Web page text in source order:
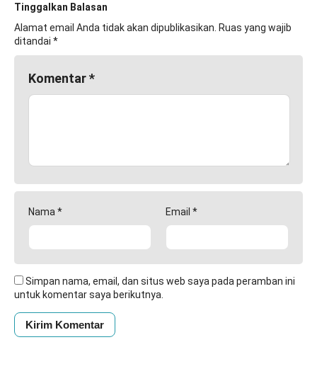
Tinggalkan Balasan
Alamat email Anda tidak akan dipublikasikan. Ruas yang wajib
ditandai *
Komentar*
Nama * Email *
Simpan nama, email, dan situs web saya pada peramban ini
untuk komentar saya berikutnya.